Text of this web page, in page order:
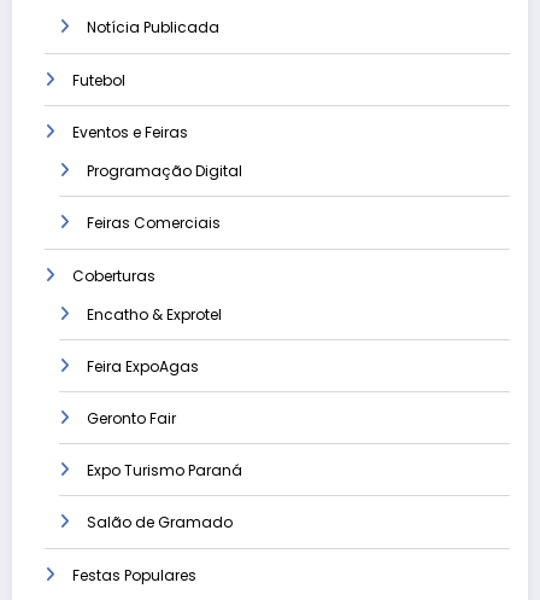
Notícia Publicada
Futebol
Eventos e Feiras
Programação Digital
Feiras Comerciais
Coberturas
Encatho & Exprotel
Feira ExpoAgas
Geronto Fair
Expo Turismo Paraná
Salão de Gramado
Festas Populares